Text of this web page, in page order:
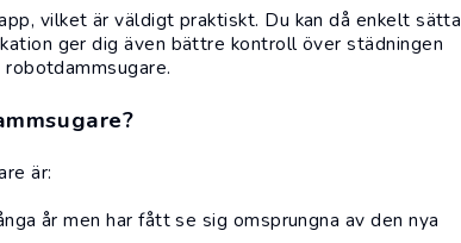
vilket är väldigt praktiskt. Du kan då enkelt sätta
ger dig även bättre kontroll över städningen
är:
år men har fått se sig omsprungna av den nya